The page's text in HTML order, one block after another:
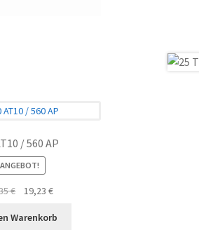
/ 560 AP
ANGEBOT!
€
Ursprünglicher
war:
19,23€Aktueller
ist:
Warenkorb